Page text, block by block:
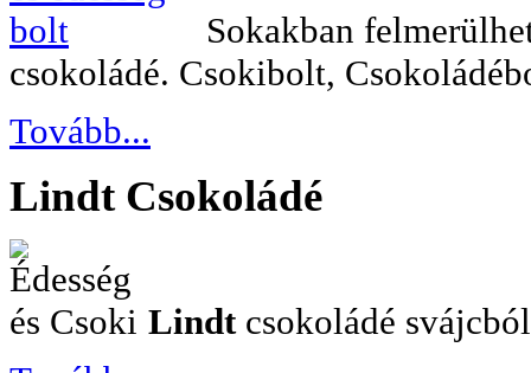
Sokakban
csokoládé. Csokibolt,
Tovább...
LindtCsokoládé
Lindt csokoládé